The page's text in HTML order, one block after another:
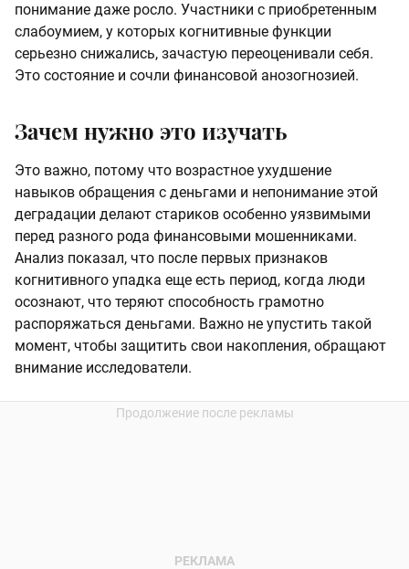
понимание даже росло. Участники с приобретенным
слабоумием, у которых когнитивные функции
серьезно снижались, зачастую переоценивали себя.
Это состояние и сочли финансовой анозогнозией.
Зачем нужно это изучать
Это важно, потому что возрастное ухудшение
навыков обращения с деньгами и непонимание этой
деградации делают стариков особенно уязвимыми
перед разного рода финансовыми мошенниками.
Анализ показал, что после первых признаков
когнитивного упадка еще есть период, когда люди
осознают, что теряют способность грамотно
распоряжаться деньгами. Важно не упустить такой
момент, чтобы защитить свои накопления, обращают
внимание исследователи.